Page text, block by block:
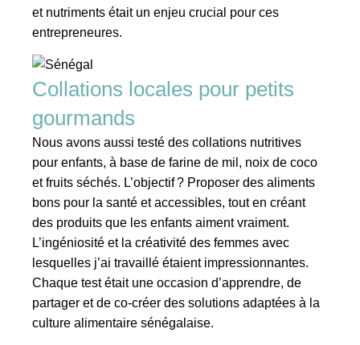
et nutriments était un enjeu crucial pour ces
entrepreneures.
Collations locales pour petits
gourmands
Nous avons aussi testé des collations nutritives
pour enfants, à base de farine de mil, noix de coco
et fruits séchés. L’objectif ? Proposer des aliments
bons pour la santé et accessibles, tout en créant
des produits que les enfants aiment vraiment.
L’ingéniosité et la créativité des femmes avec
lesquelles j’ai travaillé étaient impressionnantes.
Chaque test était une occasion d’apprendre, de
partager et de co-créer des solutions adaptées à la
culture alimentaire sénégalaise.